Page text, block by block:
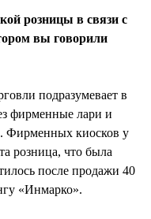
розницы в связи с
вы говорили
подразумевает в
фирменные лари и
Фирменных киосков у
розница, что была
после продажи 40
«Инмарко».